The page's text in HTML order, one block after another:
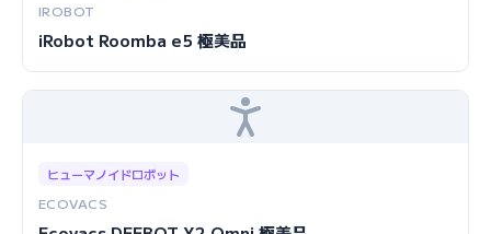
IROBOT
iRobot Roomba e5 極美品
ヒューマノイドロボット
ECOVACS